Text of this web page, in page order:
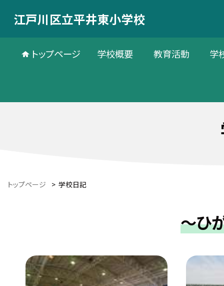
江戸川区立平井東小学校
トップページ 学校概要 教育活動 学
トップページ > 学校日記
～ひ